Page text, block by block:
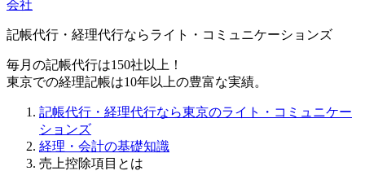
記帳代行・経理代行ならライト・コミュニケーションズ
毎月の記帳代行は150社以上！
東京での経理記帳は10年以上の豊富な実績。
記帳代行・経理代行なら東京のライト・コミュニケー
ションズ
経理・会計の基礎知識
売上控除項目とは